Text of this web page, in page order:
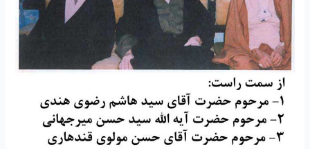
علامه
میرجهانی
رحمه
الله
علیه